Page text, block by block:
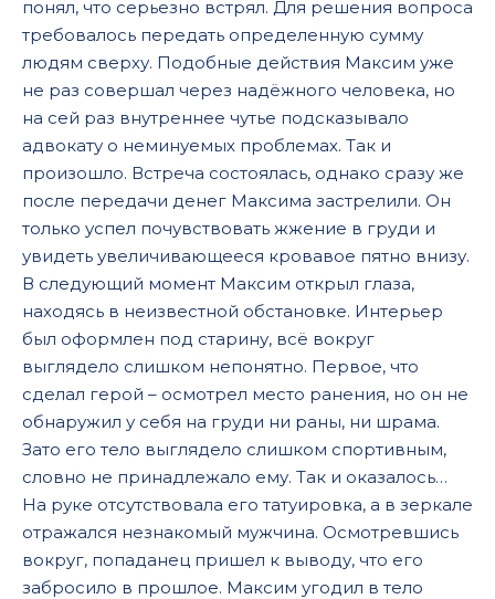
понял, что серьезно встрял. Для решения вопроса
требовалось передать определенную сумму
людям сверху. Подобные действия Максим уже
не раз совершал через надёжного человека, но
на сей раз внутреннее чутье подсказывало
адвокату о неминуемых проблемах. Так и
произошло. Встреча состоялась, однако сразу же
после передачи денег Максима застрелили. Он
только успел почувствовать жжение в груди и
увидеть увеличивающееся кровавое пятно внизу.
В следующий момент Максим открыл глаза,
находясь в неизвестной обстановке. Интерьер
был оформлен под старину, всё вокруг
выглядело слишком непонятно. Первое, что
сделал герой – осмотрел место ранения, но он не
обнаружил у себя на груди ни раны, ни шрама.
Зато его тело выглядело слишком спортивным,
словно не принадлежало ему. Так и оказалось…
На руке отсутствовала его татуировка, а в зеркале
отражался незнакомый мужчина. Осмотревшись
вокруг, попаданец пришел к выводу, что его
забросило в прошлое. Максим угодил в тело